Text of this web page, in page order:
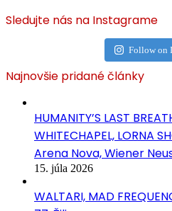
Sledujte nás na Instagrame
Follow on
Najnovšie pridané články
HUMANITY’S LAST
WHITECHAPEL, LORNA
Arena Nova, Wiener
15. júla 2026
WALTARI, MAD